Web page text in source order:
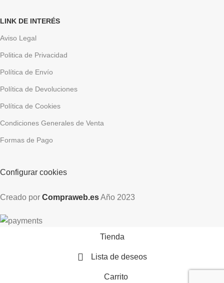
LINK DE INTERÉS
Aviso Legal
Politica de Privacidad
Política de Envío
Política de Devoluciones
Política de Cookies
Condiciones Generales de Venta
Formas de Pago
Configurar cookies
Creado por Compraweb.esAño 2023
Tienda
Lista de deseos
Carrito